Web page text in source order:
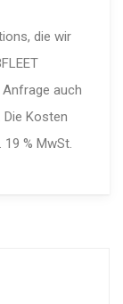
die wir
auch
Kosten
% MwSt.